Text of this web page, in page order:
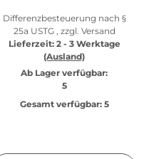
Differenzbesteuerung nach §
25a USTG , zzgl. Versand
Lieferzeit: 2 - 3 Werktage
(Ausland)
Ab Lager verfügbar:
5
Gesamt verfügbar:5